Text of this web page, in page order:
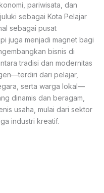
pariwisata, dan
sebagai Kota Pelajar
sebagai pusat
juga menjadi magnet bagi
bisnis di
tradisi dan modernitas
dari pelajar,
serta warga lokal—
dinamis dan beragam,
usaha, mulai dari sektor
industri kreatif.